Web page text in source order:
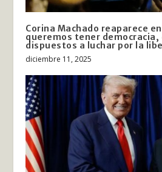
Corina Machado reaparece en
queremos tener
dispuestos a luchar por la
diciembre 11, 2025